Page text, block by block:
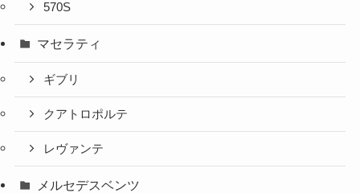
570S
マセラティ
ギブリ
クアトロポルテ
レヴァンテ
メルセデスベンツ